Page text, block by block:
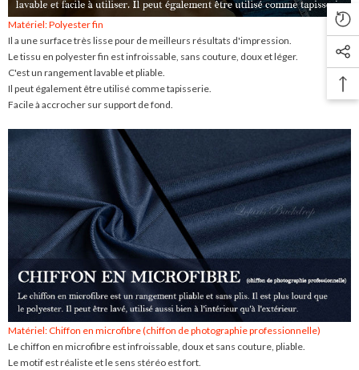
Matériel: Polyester fin
Il a une surface très lisse pour de meilleurs résultats d'impression.
Le tissu en polyester fin est infroissable, sans couture, doux et léger.
C'est un rangement lavable et pliable.
Il peut également être utilisé comme tapisserie.
Facile à accrocher sur support de fond.
Matériel: Chiffon en microfibre (chiffon de photographie professionnelle)
Le chiffon en microfibre est infroissable, doux et sans couture, pliable.
Le motif est réaliste et le sens stéréo est fort.